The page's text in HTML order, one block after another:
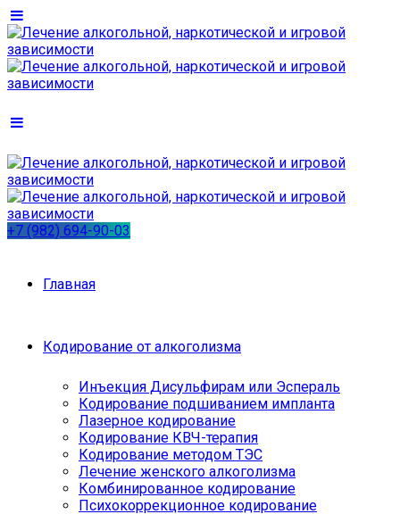
+7 (982) 694-90-03
Главная
Кодирование от алкоголизма
Инъекция Дисульфирам или Эспераль
Кодирование подшиванием импланта
Лазерное кодирование
Кодирование КВЧ-терапия
Кодирование методом ТЭС
Лечение женского алкоголизма
Комбинированное кодирование
Психокоррекционное кодирование